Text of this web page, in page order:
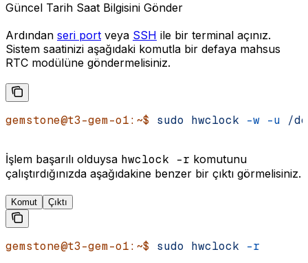
Güncel Tarih Saat Bilgisini Gönder
Ardından seri port veya SSH ile bir terminal açınız.
Sistem saatinizi aşağıdaki komutla bir defaya mahsus
RTC modülüne göndermelisiniz.
gemstone@t3-gem-o1:~$ sudo hwclock -w -u /
İşlem başarılı olduysa hwclock -r komutunu
çalıştırdığınızda aşağıdakine benzer bir çıktı görmelisiniz.
Komut Çıktı
gemstone@t3-gem-o1:~$ sudo hwclock -r